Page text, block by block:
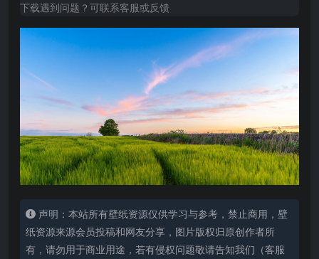
下载遇到问题？可联系客服或反馈
声明：本站所有壁纸资源仅供学习与参考，禁止商用，壁
纸资源来源会员投稿和网友分享，图片版权归原创作者所
有，请勿用于商业用途，若有侵权问题敬请告知我们（客服